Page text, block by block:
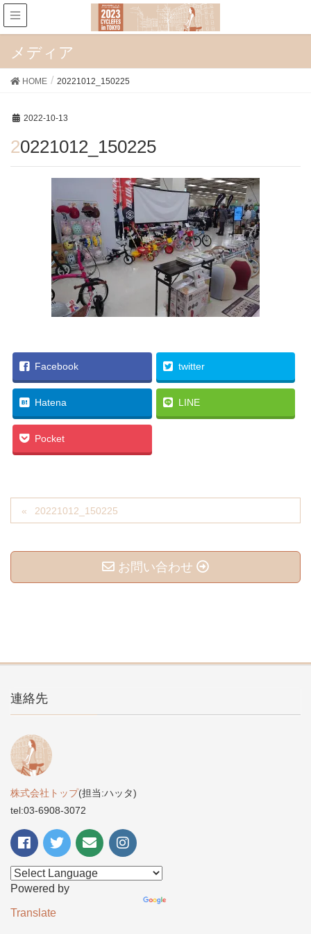
メディア
HOME 20221012_150225
2022-10-13
20221012_150225
Facebook twitter
Hatena LINE
Pocket
20221012_150225
お問い合わせ
連絡先
株式会社トップ(担当:ハッタ)
tel:03-6908-3072
Powered by
Translate